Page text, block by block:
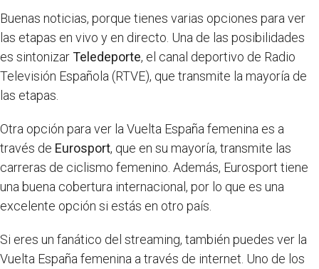
Buenas noticias, porque tienes varias opciones para ver
las etapas en vivo y en directo. Una de las posibilidades
es sintonizarTeledeporte, el canal deportivo de Radio
Televisión Española (RTVE), que transmite la mayoría de
las etapas.
Otra opción para ver la Vuelta España femenina es a
través de Eurosport, que en su mayoría, transmite las
carreras de ciclismo femenino. Además, Eurosport tiene
una buena cobertura internacional, por lo que es una
excelente opción si estás en otro país.
Si eres un fanático del streaming, también puedes ver la
Vuelta España femenina a través de internet. Uno de los